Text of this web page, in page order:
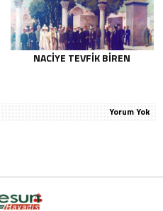
NACIYE TEVFIK BIREN
Yorum Yok